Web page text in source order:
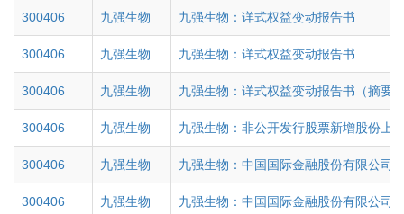
300406 九强生物 九强生物：详式权益变动报告书
300406 九强生物 九强生物：详式权益变动报告书
300406 九强生物 九强生物：详式权益变动报告书（摘要
300406 九强生物 九强生物：非公开发行股票新增股份上
300406 九强生物 九强生物：中国国际金融股份有限公司
300406 九强生物 九强生物：中国国际金融股份有限公司